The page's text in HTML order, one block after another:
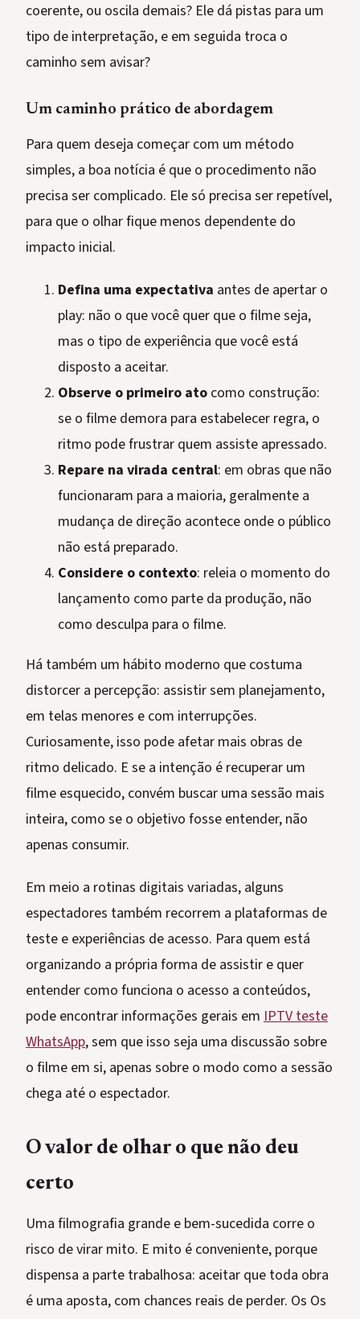
coerente, ou oscila demais? Ele dá pistas para um
tipo de interpretação, e em seguida troca o
caminho sem avisar?
Um caminho prático de abordagem
Para quem deseja começar com um método
simples, a boa notícia é que o procedimento não
precisa ser complicado. Ele só precisa ser repetível,
para que o olhar fique menos dependente do
impacto inicial.
Defina uma expectativa antes de apertar o
play: não o que você quer que o filme seja,
mas o tipo de experiência que você está
disposto a aceitar.
Observe o primeiro ato como construção:
se o filme demora para estabelecer regra, o
ritmo pode frustrar quem assiste apressado.
Repare na virada central: em obras que não
funcionaram para a maioria, geralmente a
mudança de direção acontece onde o público
não está preparado.
Considere o contexto: releia o momento do
lançamento como parte da produção, não
como desculpa para o filme.
Há também um hábito moderno que costuma
distorcer a percepção: assistir sem planejamento,
em telas menores e com interrupções.
Curiosamente, isso pode afetar mais obras de
ritmo delicado. E se a intenção é recuperar um
filme esquecido, convém buscar uma sessão mais
inteira, como se o objetivo fosse entender, não
apenas consumir.
Em meio a rotinas digitais variadas, alguns
espectadores também recorrem a plataformas de
teste e experiências de acesso. Para quem está
organizando a própria forma de assistir e quer
entender como funciona o acesso a conteúdos,
pode encontrar informações gerais em IPTV teste
WhatsApp, sem que isso seja uma discussão sobre
o filme em si, apenas sobre o modo como a sessão
chega até o espectador.
O valor de olhar o que não deu
certo
Uma filmografia grande e bem-sucedida corre o
risco de virar mito. E mito é conveniente, porque
dispensa a parte trabalhosa: aceitar que toda obra
é uma aposta, com chances reais de perder. Os Os